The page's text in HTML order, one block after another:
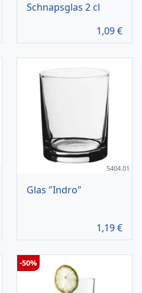
Schnapsglas 2 cl
1,09€
5404.01
Glas "Indro"
1,19€
-50%